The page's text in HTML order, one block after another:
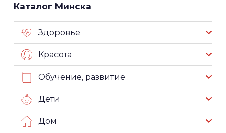
Каталог Минска
Здоровье
Красота
Обучение, развитие
Дети
Дом